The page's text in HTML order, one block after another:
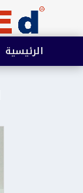
الرئيسية